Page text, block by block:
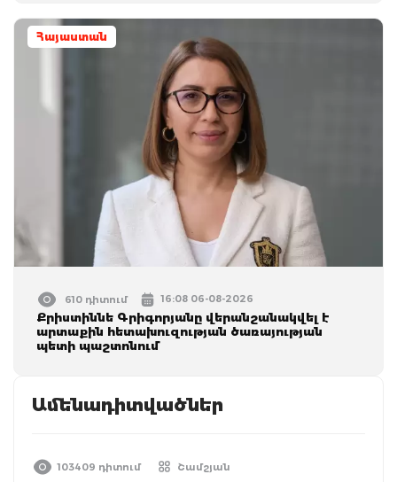
Հայաստան
610 դիտում 16:08 06-08-2026
Քրիստիննե Գրիգորյանը վերանշանակվել է
արտաքին հետախուզության ծառայության
պետի պաշտոնում
Ամենադիտվածներ
103409 դիտում Շամշյան